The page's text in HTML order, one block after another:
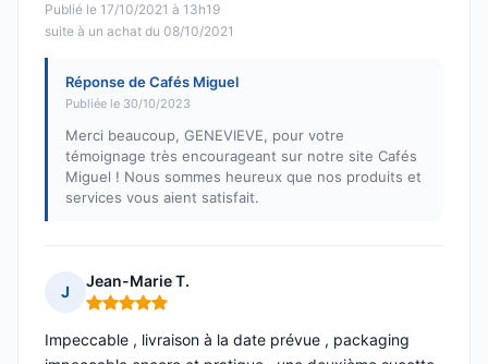
Publié le 17/10/2021 à 13h19
suite à un achat du 08/10/2021
Réponse de Cafés Miguel
Publiée le 30/10/2023
Merci beaucoup, GENEVIEVE, pour votre
témoignage très encourageant sur notre site Cafés
Miguel ! Nous sommes heureux que nos produits et
services vous aient satisfait.
J
Jean-Marie T.
Note : 5 sur 5
Impeccable , livraison à la date prévue , packaging